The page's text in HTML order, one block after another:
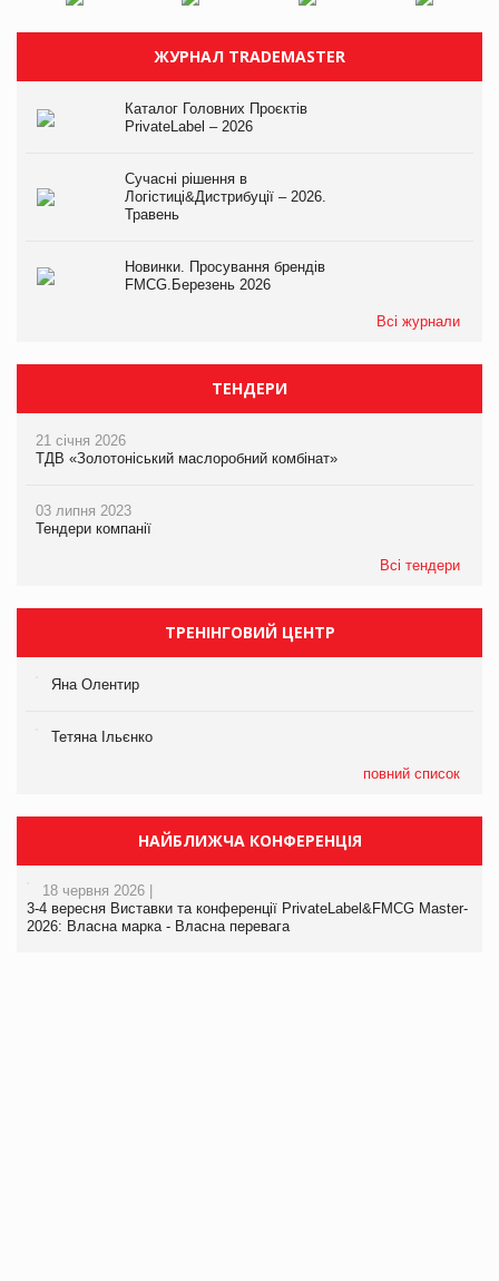
ЖУРНАЛ TRADEMASTER
Каталог Головних Проєктів
PrivateLabel – 2026
Сучасні рішення в
Логістиці&Дистрибуції – 2026.
Травень
Новинки. Просування брендів
FMCG.Березень 2026
Всі журнали
ТЕНДЕРИ
21 січня 2026
ТДВ «Золотоніський маслоробний комбінат»
03 липня 2023
Тендери компанії
Всі тендери
ТРЕНІНГОВИЙ ЦЕНТР
Яна Олентир
Тетяна Ільєнко
повний список
НАЙБЛИЖЧА КОНФЕРЕНЦІЯ
18 червня 2026 |
3-4 вересня Виставки та конференції PrivateLabel&FMCG Master-
2026: Власна марка - Власна перевага